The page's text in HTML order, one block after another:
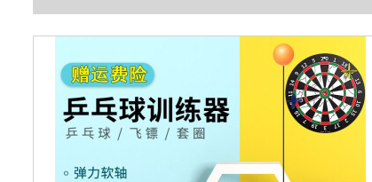
って卓球の自己訓練の神器のダンプツの金の成人版